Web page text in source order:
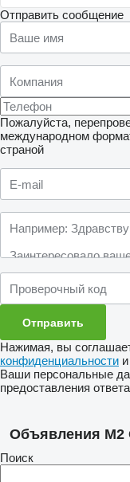
Отправить сообщение
Пожалуйста,
международном
страной
Нажимая, вы
конфиденциальности и
Ваши персональные
предоставления
Объявления M2
Поиск